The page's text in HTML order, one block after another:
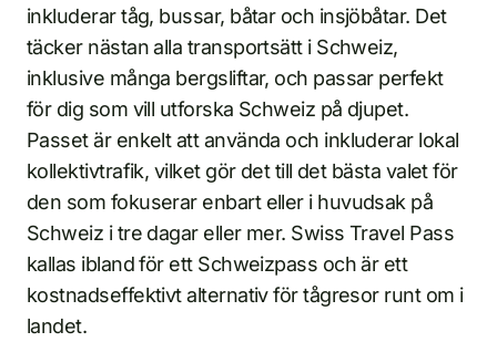
inkluderar tåg, bussar, båtar och insjöbåtar. Det
täcker nästan alla transportsätt i Schweiz,
inklusive många bergsliftar, och passar perfekt
för dig som vill utforska Schweiz på djupet.
Passet är enkelt att använda och inkluderar lokal
kollektivtrafik, vilket gör det till det bästa valet för
den som fokuserar enbart eller i huvudsak på
Schweiz i tre dagar eller mer. Swiss Travel Pass
kallas ibland för ett Schweizpass och är ett
kostnadseffektivt alternativ för tågresor runt om i
landet.